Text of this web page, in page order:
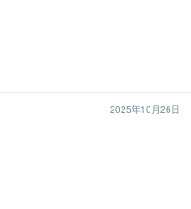
2025年10月26日